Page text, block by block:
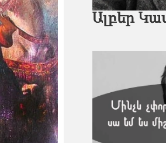
Ալբեր